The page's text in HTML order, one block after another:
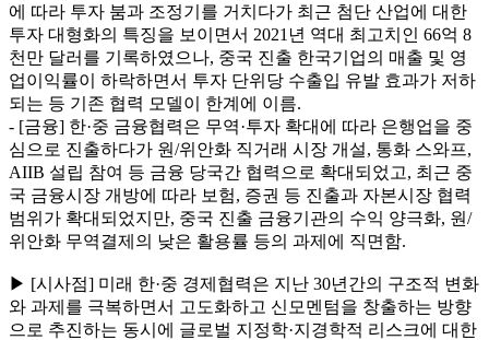
에 따라 투자 붐과 조정기를 거치다가 최근 첨단 산업에 대한
투자 대형화의 특징을 보이면서 2021년 역대 최고치인 66억 8
천만 달러를 기록하였으나, 중국 진출 한국기업의 매출 및 영
업이익률이 하락하면서 투자 단위당 수출입 유발 효과가 저하
되는 등 기존 협력 모델이 한계에 이름.
- [금융] 한·중 금융협력은 무역·투자 확대에 따라 은행업을 중
심으로 진출하다가 원/위안화 직거래 시장 개설, 통화 스와프,
AIIB 설립 참여 등 금융 당국간 협력으로 확대되었고, 최근 중
국 금융시장 개방에 따라 보험, 증권 등 진출과 자본시장 협력
범위가 확대되었지만, 중국 진출 금융기관의 수익 양극화, 원/
위안화 무역결제의 낮은 활용률 등의 과제에 직면함.
▶ [시사점] 미래 한·중 경제협력은 지난 30년간의 구조적 변화
와 과제를 극복하면서 고도화하고 신모멘텀을 창출하는 방향
으로 추진하는 동시에 글로벌 지정학·지경학적 리스크에 대한